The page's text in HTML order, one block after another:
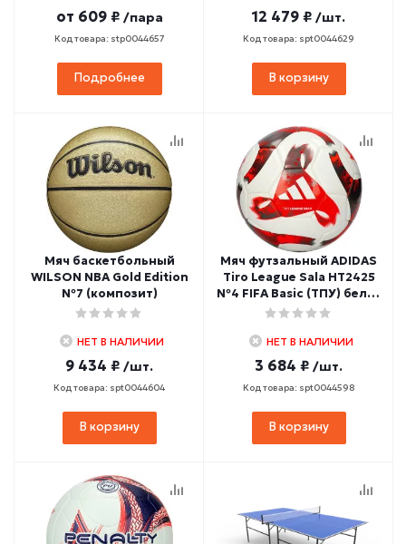
от 609 ₽ /пара
Код товара: stp0044657
Подробнее
12 479 ₽ /шт.
Код товара: spt0044629
В корзину
Мяч баскетбольный
WILSON NBA Gold Edition
№7 (композит)
НЕТ В НАЛИЧИИ
9 434 ₽ /шт.
Код товара: spt0044604
В корзину
Мяч футзальный ADIDAS
Tiro League Sala HT2425
№4 FIFA Basic (ТПУ) бело-
красно-серый
НЕТ В НАЛИЧИИ
3 684 ₽ /шт.
Код товара: spt0044598
В корзину